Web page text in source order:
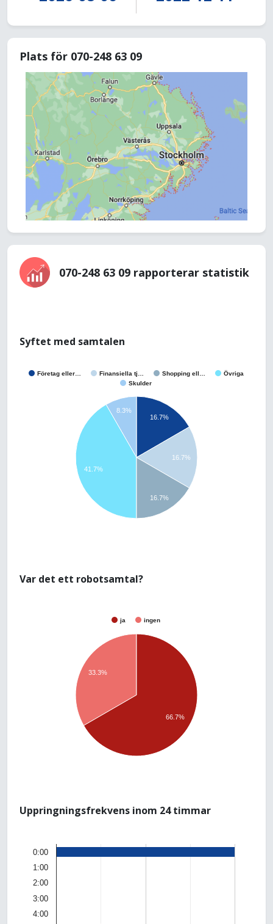
Plats för 070-248 63 09
070-248 63 09 rapporterar statistik
Syftet med samtalen
Företag eller… Finansiella tj… Shopping ell…
Övriga
Skulder
16.7%
16.7%
8.3%
41.7%
16.7%
Var det ett robotsamtal?
ja ingen
33.3%
66.7%
Uppringningsfrekvens inom 24 timmar
0:00
1:00
2:00
3:00
4:00